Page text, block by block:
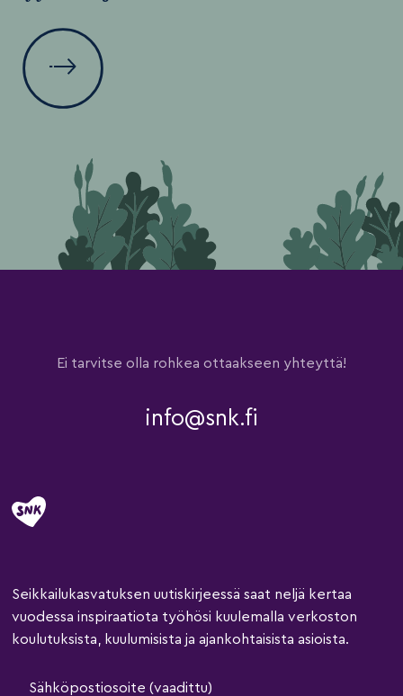
Ei tarvitse olla rohkea ottaakseen yhteyttä!
info@snk.fi
Seikkailukasvatuksen uutiskirjeessä saat neljä kertaa
vuodessa inspiraatiota työhösi kuulemalla verkoston
koulutuksista, kuulumisista ja ajankohtaisista asioista.
Sähköpostiosoite (vaadittu)